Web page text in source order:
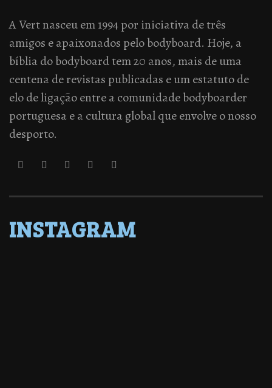
A Vert nasceu em 1994 por iniciativa de três
amigos e apaixonados pelo bodyboard. Hoje, a
bíblia do bodyboard tem 20 anos, mais de uma
centena de revistas publicadas e um estatuto de
elo de ligação entre a comunidade bodyboarder
portuguesa e a cultura global que envolve o nosso
desporto.
INSTAGRAM